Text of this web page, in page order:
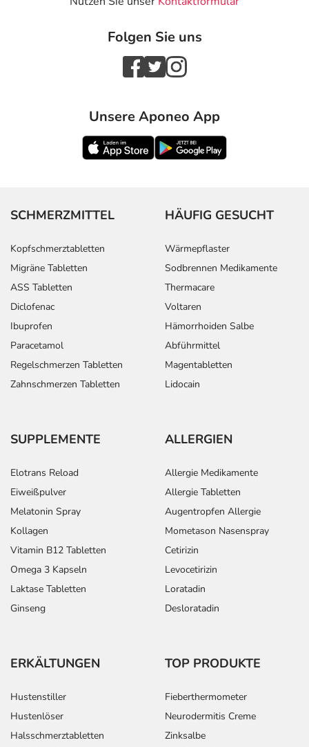
Folgen Sie uns
Unsere Aponeo App
SCHMERZMITTEL
Kopfschmerztabletten
Migräne Tabletten
ASS Tabletten
Diclofenac
Ibuprofen
Paracetamol
Regelschmerzen Tabletten
Zahnschmerzen Tabletten
HÄUFIG GESUCHT
Wärmepflaster
Sodbrennen Medikamente
Thermacare
Voltaren
Hämorrhoiden Salbe
Abführmittel
Magentabletten
Lidocain
SUPPLEMENTE
Elotrans Reload
Eiweißpulver
Melatonin Spray
Kollagen
Vitamin B12 Tabletten
Omega 3 Kapseln
Laktase Tabletten
Ginseng
ALLERGIEN
Allergie Medikamente
Allergie Tabletten
Augentropfen Allergie
Mometason Nasenspray
Cetirizin
Levocetirizin
Loratadin
Desloratadin
ERKÄLTUNGEN
Hustenstiller
Hustenlöser
Halsschmerztabletten
TOP PRODUKTE
Fieberthermometer
Neurodermitis Creme
Zinksalbe